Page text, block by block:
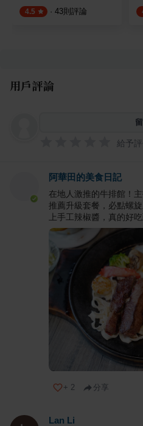
4.5 · 43則評論
用戶評論
給予
阿華田的美食日記
在地人激推的牛排館！
推薦升級套餐，必點螺
上手工辣椒醬，真的好
+ 2 分享
Lan Li